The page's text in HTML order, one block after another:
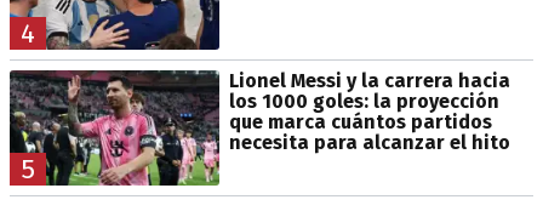
4
5
Lionel Messi y la carrera hacia
los 1000 goles: la proyección
que marca cuántos partidos
necesita para alcanzar el hito